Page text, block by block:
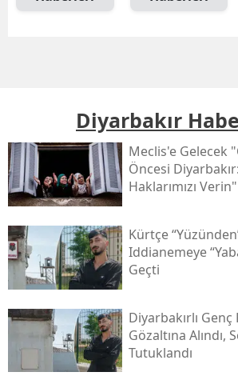
Diyarbakır
Meclis'e Gelecek
Öncesi
Haklarımızı Verin"
Kürtçe
Iddianemeye
Geçti
Diyarbakırlı
Gözaltına Alındı,
Tutuklandı